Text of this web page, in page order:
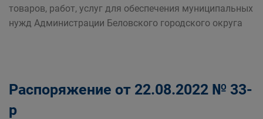
товаров, работ, услуг для обеспечения муниципальных
нужд Администрации Беловского городского округа
Распоряжение от 22.08.2022 № 33-
р